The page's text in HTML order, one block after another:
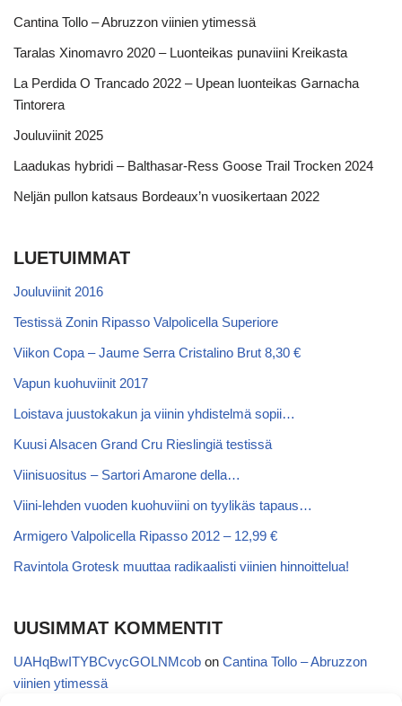
Cantina Tollo – Abruzzon viinien ytimessä
Taralas Xinomavro 2020 – Luonteikas punaviini Kreikasta
La Perdida O Trancado 2022 – Upean luonteikas Garnacha
Tintorera
Jouluviinit 2025
Laadukas hybridi – Balthasar-Ress Goose Trail Trocken 2024
Neljän pullon katsaus Bordeaux’n vuosikertaan 2022
LUETUIMMAT
Jouluviinit 2016
Testissä Zonin Ripasso Valpolicella Superiore
Viikon Copa – Jaume Serra Cristalino Brut 8,30 €
Vapun kuohuviinit 2017
Loistava juustokakun ja viinin yhdistelmä sopii…
Kuusi Alsacen Grand Cru Rieslingiä testissä
Viinisuositus – Sartori Amarone della…
Viini-lehden vuoden kuohuviini on tyylikäs tapaus…
Armigero Valpolicella Ripasso 2012 – 12,99 €
Ravintola Grotesk muuttaa radikaalisti viinien hinnoittelua!
UUSIMMAT KOMMENTIT
UAHqBwITYBCvycGOLNMcob on Cantina Tollo – Abruzzon
viinien ytimessä